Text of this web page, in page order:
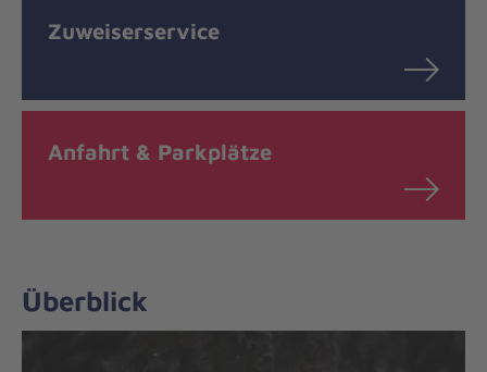
Zuweiserservice
Anfahrt & Parkplätze
Überblick